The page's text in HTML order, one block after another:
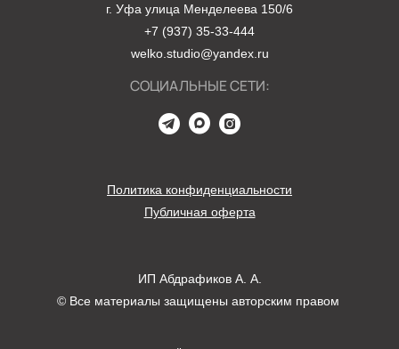
г. Уфа улица Менделеева 150/6
+7 (937) 35-33-444
welko.studio@yandex.ru
СОЦИАЛЬНЫЕ СЕТИ:
Политика конфиденциальности
Публичная оферта
ИП Абдрафиков А. А.
© Все материалы защищены авторским правом